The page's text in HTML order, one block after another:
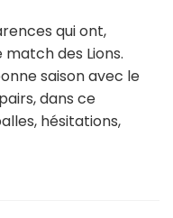
qui ont,
des Lions.
saison avec le
dans ce
hésitations,